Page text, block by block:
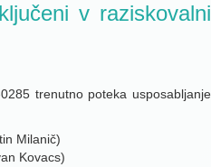
v raziskovalni
trenutno poteka usposabljanje
Milanič)
Kovacs)